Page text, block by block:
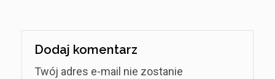
Dodaj komentarz
Twój adres e-mail nie zostanie